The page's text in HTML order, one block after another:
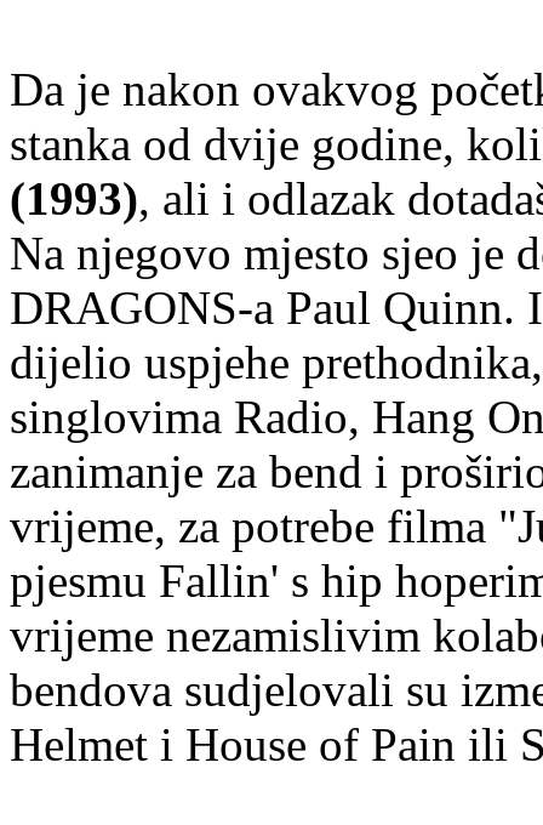
Da je nakon ovakvog
stanka od dvije godine,
(1993), ali i odlazak
Na njegovo mjesto sjeo je
DRAGONS-a Paul Quinn.
dijelio uspjehe
singlovima Radio, Hang
zanimanje za bend i
vrijeme, za potrebe filma
pjesmu Fallin' s hip
vrijeme nezamislivim
bendova sudjelovali su
Helmet i House of Pain ili